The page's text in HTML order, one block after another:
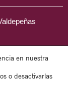
en nuestra
o desactivarlas